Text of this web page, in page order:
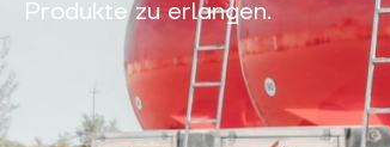
Produkte zu erlangen.